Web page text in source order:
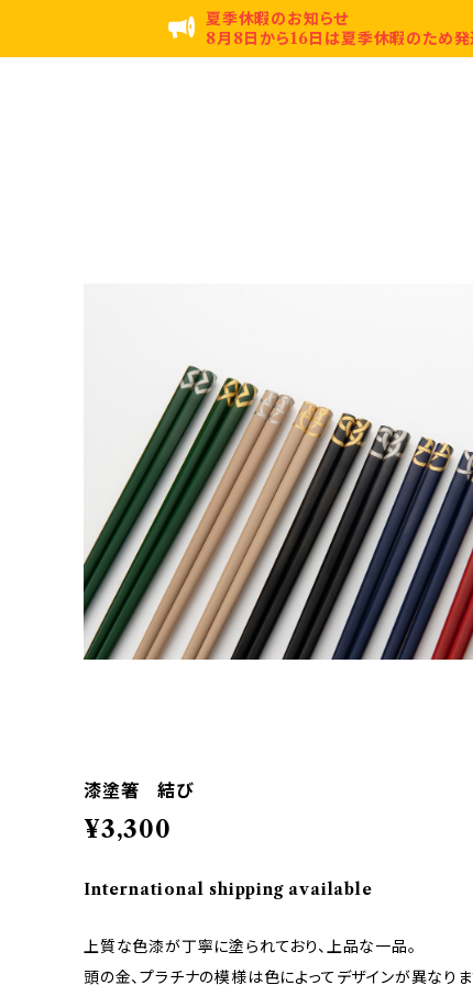
夏季休暇のお知らせ
8月8日から16日は夏季休暇のため発
漆塗箸 結び
¥3,300
International shipping available
上質な色漆が丁寧に塗られており、上品な一品。
頭の金、プラチナの模様は色によってデザインが異なりま